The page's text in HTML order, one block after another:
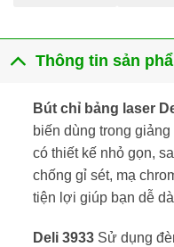
Thông tin sản
Bút chỉ bảng laser
biến dùng trong
có thiết kế nhỏ gọn,
chống gỉ sét, mạ
tiện lợi giúp bạn dễ
Deli 3933Sử dụng